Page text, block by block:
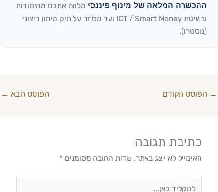
ההכשרה המלאה של מינוף פיננסי מלווה אתכם מהיסודות
ובשיטת ICT / Smart Money ועד מסחר על תיק מימון חיצוני
(נוסטרו).
→ הפוסט הקודם הפוסט הבא ←
כתיבת תגובה
האימייל לא יוצג באתר. שדות החובה מסומנים *